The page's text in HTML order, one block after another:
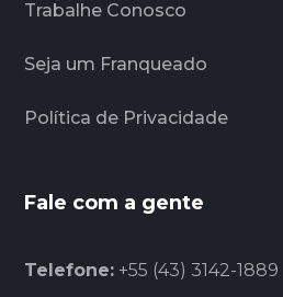
Trabalhe Conosco
Seja um Franqueado
Política de Privacidade
Fale com a gente
Telefone: +55 (43) 3142-1889